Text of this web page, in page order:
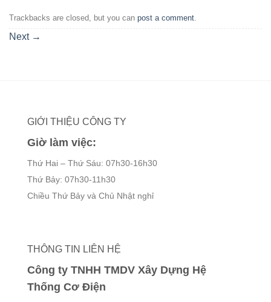
Trackbacks are closed, but you can post a comment
Next →
GIỚI THIỆU CÔNG TY
Giờ làm việc:
Thứ Hai – Thứ Sáu: 07h30-16h30
Thứ Bảy: 07h30-11h30
Chiều Thứ Bảy và Chủ Nhật nghỉ
THÔNG TIN LIÊN HỆ
Công ty TNHH TMDV Xây Dựng Hệ
Thống Cơ Điện